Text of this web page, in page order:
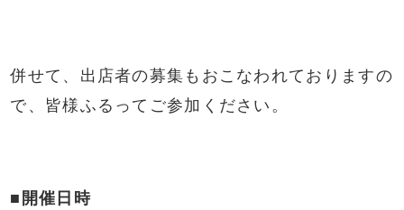
併せて、出店者の募集もおこなわれておりますの
で、皆様ふるってご参加ください。
■開催日時